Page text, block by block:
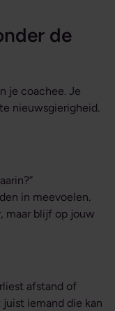
de
je coachee. Je
nieuwsgierigheid.
in meevoelen.
maar blijf op jouw
afstand of
iemand die kan